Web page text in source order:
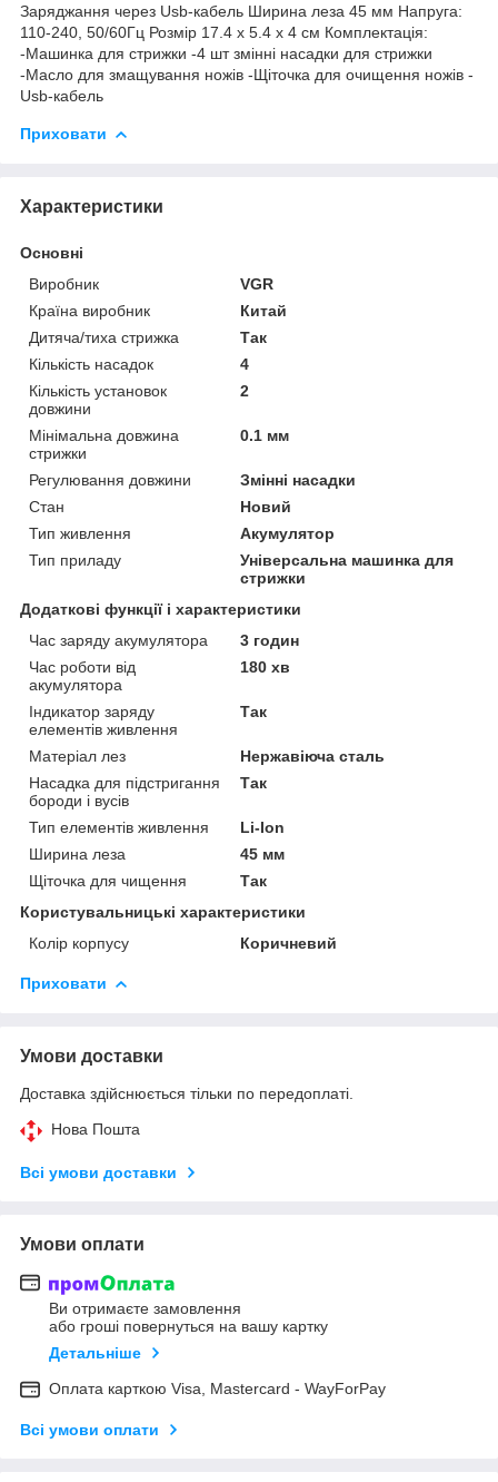
Заряджання через Usb-кабель Ширина леза 45 мм Напруга:
110-240, 50/60Гц Розмір 17.4 х 5.4 х 4 см Комплектація:
-Машинка для стрижки -4 шт змінні насадки для стрижки
-Масло для змащування ножів -Щіточка для очищення ножів -
Usb-кабель
Приховати
Характеристики
Основні
Виробник
VGR
Країна виробник
Китай
Дитяча/тиха стрижка
Так
Кількість насадок
4
Кількість установок
довжини
2
Мінімальна довжина
стрижки
0.1 мм
Регулювання довжини
Змінні насадки
Стан
Новий
Тип живлення
Акумулятор
Тип приладу
Універсальна машинка для
стрижки
Додаткові функції і характеристики
Час заряду акумулятора
3 годин
Час роботи від
акумулятора
180 хв
Індикатор заряду
елементів живлення
Так
Матеріал лез
Нержавіюча сталь
Насадка для підстригання
бороди і вусів
Так
Тип елементів живлення
Li-Ion
Ширина леза
45 мм
Щіточка для чищення
Так
Користувальницькі характеристики
Колір корпусу
Коричневий
Приховати
Умови доставки
Доставка здійснюється тільки по передоплаті.
Нова Пошта
Всі умови доставки
Умови оплати
Ви отримаєте замовлення
або гроші повернуться на вашу картку
Детальніше
Оплата карткою Visa, Mastercard - WayForPay
Всі умови оплати